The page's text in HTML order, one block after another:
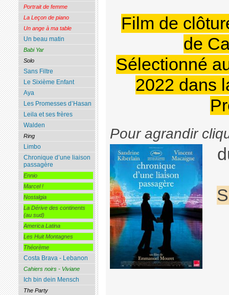
Film de
de
Sélectionné
2022 dans
Pour agrandir
Portrait de femme
La Leçon de piano
Un ange à ma table
Un beau matin
Babi Yar
Solo
Sans Filtre
Le Sixième Enfant
Aya
Les Promesses d’Hasan
Leila et ses frères
Walden
Ring
Limbo
Chronique d’une liaison
passagère
Ennio
Marcel !
Nostalgia
La Dérive des continents
(au sud)
America Latina
Les Huit Montagnes
Théorème
Costa Brava - Lebanon
Cahiers noirs - Viviane
Ich bin dein Mensch
The Party